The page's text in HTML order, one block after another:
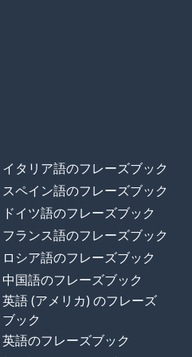
イタリア語のフレーズブック
スペイン語のフレーズブック
ドイツ語のフレーズブック
フランス語のフレーズブック
ロシア語のフレーズブック
中国語のフレーズブック
英語 (アメリカ) のフレーズ
ブック
英語のフレーズブック